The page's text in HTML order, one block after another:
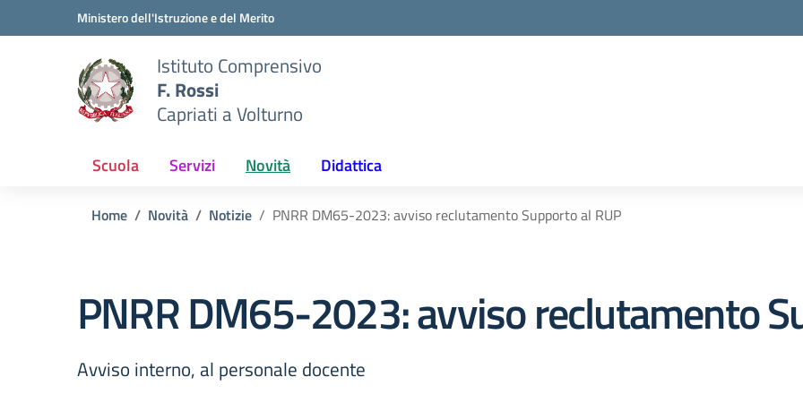
Vai ai contenuti
Vai al menu di navigazioneMinistero dell'Istruzione e del Merito
Istituto Comprensivo
F. Rossi
Capriati a Volturno
Scuola Servizi Novità Didattica
Home Novità Notizie PNRR DM65-2023: avviso reclutamento Supporto al RUP
PNRR DM65-2023: avviso reclutamento
Avviso interno, al personale docente